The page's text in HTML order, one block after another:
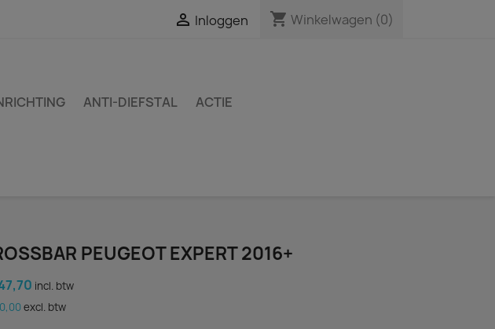
 Inloggen shopping_cart Winkelwagen (0)
ANTI-DIEFSTAL ACTIE
PEUGEOT EXPERT 2016+
incl. btw
excl. btw